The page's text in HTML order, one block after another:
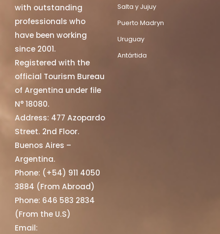
with outstanding
professionals who
have been working
since 2001.
Registered with the
official Tourism Bureau
of Argentina under file
N° 18080.
Address: 477 Azopardo
Street. 2nd Floor.
Buenos Aires –
Argentina.
Phone: (+54) 911 4050
3884 (From Abroad)
Phone: 646 583 2834
(From the U.S)
Email:
Salta y Jujuy
Puerto Madryn
Uruguay
Antártida